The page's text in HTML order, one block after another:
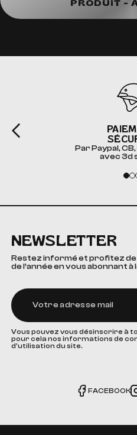
PRODUIT -
Par Paypal,
avec 3d
NEWSLETTER
Restez informé et profitez de
de l’année en vous abonnant
Vous pouvez vous désinscrire à
pour cela nos informations de
d'utilisation du site.
FACEBOOK